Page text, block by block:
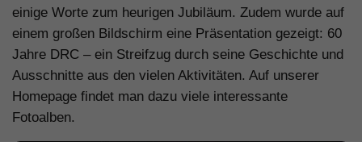
einige Worte zum heurigen Jubiläum. Zudem wurde auf
einem großen Bildschirm eine Präsentation gezeigt: 60
Jahre DRC – ein Streifzug durch seine Geschichte und
Ausschnitte aus den vielen Aktivitäten. Auf unserer
Homepage findet man dazu viele interessante
Fotoalben.